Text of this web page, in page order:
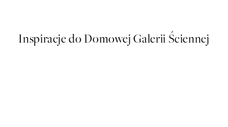
Inspiracje do Domowej Galerii Ściennej